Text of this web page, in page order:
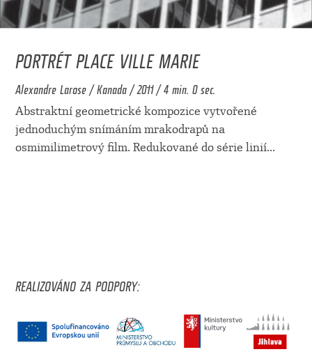
PORTRÉT PLACE VILLE MARIE
Alexandre Larose / Kanada / 2011 / 4 min. 0 sec.
Abstraktní geometrické kompozice vytvořené
jednoduchým snímáním mrakodrapů na
osmimilimetrový film. Redukované do série linií...
REALIZOVÁNO ZA PODPORY: